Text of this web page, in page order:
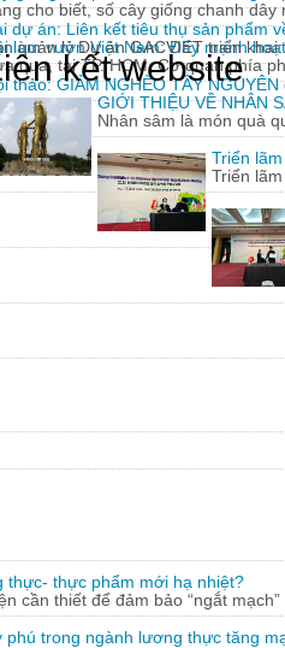
cho biết, số cây giống chanh
làm vườn Việt Nam: Đẩy mạnh
qua, tại TP. HCM, Cơ quan phía
GIỚI THIỆU VỀ NHÂN
Nhân sâm là món quà
Triển
Triển
thực- thực phẩm mới hạ nhiệt?
cần thiết để đảm bảo “ngắt mạch”
phú trong ngành lương thực tăng
dự án: Liên kết tiêu thụ sản phẩm
quản lý Dự án GACVIET triển
thảo: GIẢM NGHÈO TÂY
kết website